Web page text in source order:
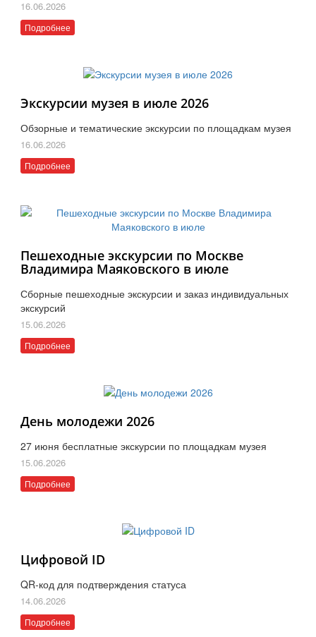
16.06.2026
Подробнее
Экскурсии музея в июле 2026
Обзорные и тематические экскурсии по площадкам музея
16.06.2026
Подробнее
Пешеходные экскурсии по Москве
Владимира Маяковского в июле
Сборные пешеходные экскурсии и заказ индивидуальных
экскурсий
15.06.2026
Подробнее
День молодежи 2026
27 июня бесплатные экскурсии по площадкам музея
15.06.2026
Подробнее
Цифровой ID
QR-код для подтверждения статуса
14.06.2026
Подробнее